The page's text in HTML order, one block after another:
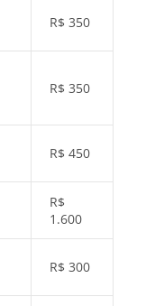
R$ 350
R$ 350
R$ 450
R$
1.600
R$ 300